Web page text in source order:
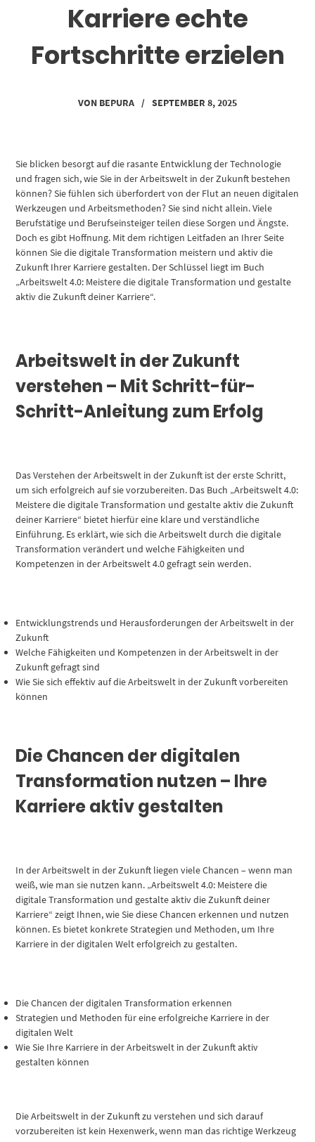
Karriere echte
Fortschritte erzielen
VON BEPURA / SEPTEMBER 8, 2025
Sie blicken besorgt auf die rasante Entwicklung der Technologie
und fragen sich, wie Sie in der Arbeitswelt in der Zukunft bestehen
können? Sie fühlen sich überfordert von der Flut an neuen digitalen
Werkzeugen und Arbeitsmethoden? Sie sind nicht allein. Viele
Berufstätige und Berufseinsteiger teilen diese Sorgen und Ängste.
Doch es gibt Hoffnung. Mit dem richtigen Leitfaden an Ihrer Seite
können Sie die digitale Transformation meistern und aktiv die
Zukunft Ihrer Karriere gestalten. Der Schlüssel liegt im Buch
„Arbeitswelt 4.0: Meistere die digitale Transformation und gestalte
aktiv die Zukunft deiner Karriere“.
Arbeitswelt in der Zukunft
verstehen – Mit Schritt-für-
Schritt-Anleitung zum Erfolg
Das Verstehen der Arbeitswelt in der Zukunft ist der erste Schritt,
um sich erfolgreich auf sie vorzubereiten. Das Buch „Arbeitswelt 4.0:
Meistere die digitale Transformation und gestalte aktiv die Zukunft
deiner Karriere“ bietet hierfür eine klare und verständliche
Einführung. Es erklärt, wie sich die Arbeitswelt durch die digitale
Transformation verändert und welche Fähigkeiten und
Kompetenzen in der Arbeitswelt 4.0 gefragt sein werden.
Entwicklungstrends und Herausforderungen der Arbeitswelt in der
Zukunft
Welche Fähigkeiten und Kompetenzen in der Arbeitswelt in der
Zukunft gefragt sind
Wie Sie sich effektiv auf die Arbeitswelt in der Zukunft vorbereiten
können
Die Chancen der digitalen
Transformation nutzen – Ihre
Karriere aktiv gestalten
In der Arbeitswelt in der Zukunft liegen viele Chancen – wenn man
weiß, wie man sie nutzen kann. „Arbeitswelt 4.0: Meistere die
digitale Transformation und gestalte aktiv die Zukunft deiner
Karriere“ zeigt Ihnen, wie Sie diese Chancen erkennen und nutzen
können. Es bietet konkrete Strategien und Methoden, um Ihre
Karriere in der digitalen Welt erfolgreich zu gestalten.
Die Chancen der digitalen Transformation erkennen
Strategien und Methoden für eine erfolgreiche Karriere in der
digitalen Welt
Wie Sie Ihre Karriere in der Arbeitswelt in der Zukunft aktiv
gestalten können
Die Arbeitswelt in der Zukunft zu verstehen und sich darauf
vorzubereiten ist kein Hexenwerk, wenn man das richtige Werkzeug